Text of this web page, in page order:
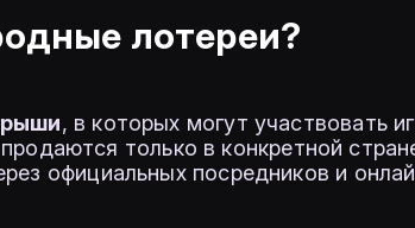
лотереи?
, в которых могут участвовать
только в конкретной
официальных посредников и